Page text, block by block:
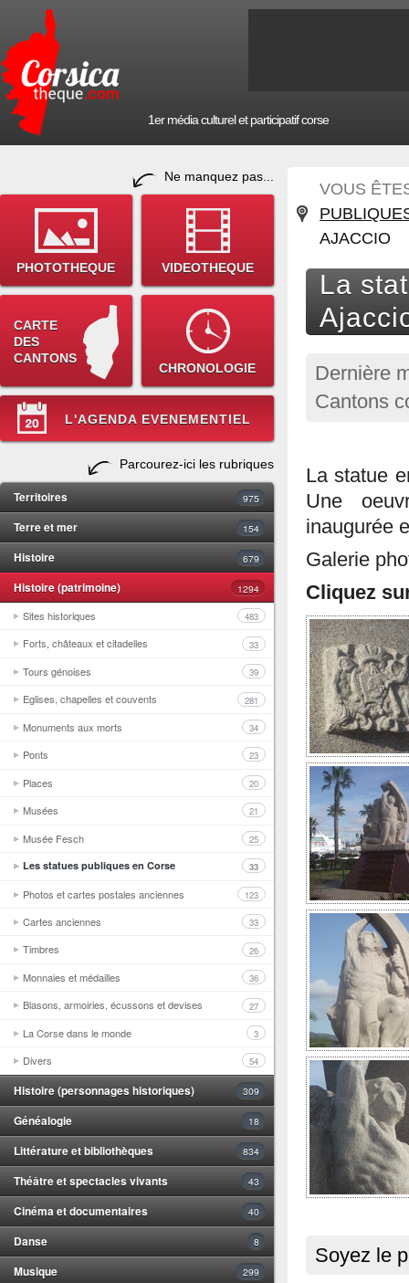
1er média culturel et participatif corse
Ne manquez pas...
PHOTOTHEQUE VIDEOTHEQUE
CARTE
DES
CANTONS
CHRONOLOGIE
L'AGENDA EVENEMENTIEL
Parcourez-ici les rubriques
Territoires 975
Terre et mer 154
Histoire 679
Histoire (patrimoine) 1294
Sites historiques 483
Forts, châteaux et citadelles 33
Tours génoises 39
Eglises, chapelles et couvents 281
Monuments aux morts 34
Ponts 23
Places 20
Musées 21
Musée Fesch 25
Les statues publiques en Corse 33
Photos et cartes postales anciennes 123
Cartes anciennes 33
Timbres 26
Monnaies et médailles 36
Blasons, armoiries, écussons et devises 27
La Corse dans le monde 3
Divers 54
Histoire (personnages historiques) 309
Généalogie 18
Littérature et bibliothèques 834
Théâtre et spectacles vivants 43
Cinéma et documentaires 40
Danse 8
Musique 299
VOUS
AJACCIO
La
Dernière
Cantons
La statue
Une
inaugurée
Galerie
Cliquez
Soyez le